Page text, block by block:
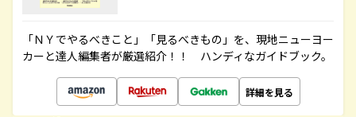
「ＮＹでやるべきこと」「見るべきもの」を、現地ニューヨー
カーと達人編集者が厳選紹介！！ ハンディなガイドブック。
詳細を見る